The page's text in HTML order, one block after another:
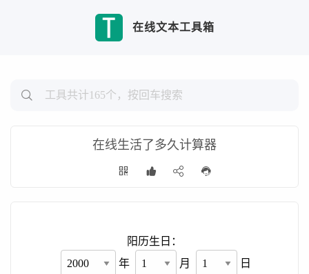
在线文本工具箱
在线生活了多久计算器
阳历生日：
年
月 日